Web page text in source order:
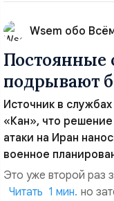
Wsem обо
Постоянные
подрывают
Источник в
«Кан», что
атаки на Иран
военное
Это уже второй раз
атаке на Иран, но
Читать 1 мин.